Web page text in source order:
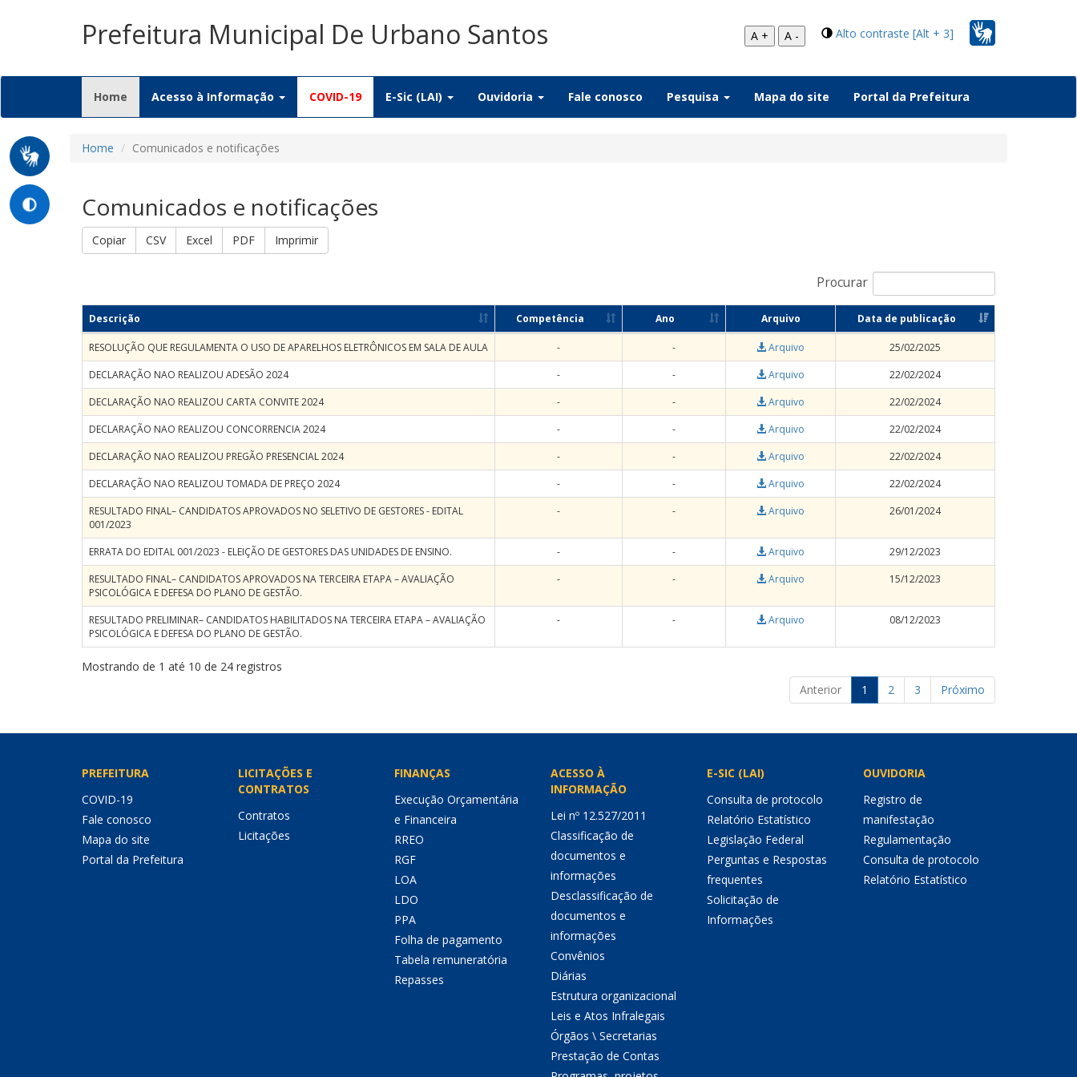
Prefeitura Municipal De Urbano Santos Alto contraste [Alt + 3]
A + A -
Home (current)
Acesso à Informação COVID-19 E-Sic (LAI) Ouvidoria Fale conosco Pesquisa Mapa do site Portal da Prefeitura
Home Comunicados e notificações
Comunicados e notificações
Copiar CSV Excel PDF Imprimir
Procurar
Descrição Competência Ano Arquivo Data de publicação
RESOLUÇÃO QUE REGULAMENTA O USO DE APARELHOS ELETRÔNICOS EM SALA DE AULA - - Arquivo
25/02/2025
DECLARAÇÃO NAO REALIZOU ADESÃO 2024
- - Arquivo
22/02/2024
DECLARAÇÃO NAO REALIZOU CARTA CONVITE 2024
- - Arquivo
22/02/2024
DECLARAÇÃO NAO REALIZOU CONCORRENCIA 2024
- - Arquivo
22/02/2024
DECLARAÇÃO NAO REALIZOU PREGÃO PRESENCIAL 2024
- - Arquivo
22/02/2024
DECLARAÇÃO NAO REALIZOU TOMADA DE PREÇO 2024
- - Arquivo
22/02/2024
RESULTADO FINAL– CANDIDATOS APROVADOS NO SELETIVO DE GESTORES - EDITAL
001/2023
- - Arquivo 26/01/2024
ERRATA DO EDITAL 001/2023 - ELEIÇÃO DE GESTORES DAS UNIDADES DE ENSINO. - - Arquivo
29/12/2023
RESULTADO FINAL– CANDIDATOS APROVADOS NA TERCEIRA ETAPA – AVALIAÇÃO
PSICOLÓGICA E DEFESA DO PLANO DE GESTÃO.
- - Arquivo 15/12/2023
RESULTADO PRELIMINAR– CANDIDATOS HABILITADOS NA TERCEIRA ETAPA – AVALIAÇÃO
PSICOLÓGICA E DEFESA DO PLANO DE GESTÃO.
- - Arquivo 08/12/2023
Mostrando de 1 até 10 de 24 registros
Anterior
1 2 3 Próximo
PREFEITURA
COVID-19
Fale conosco
Mapa do site
Portal da Prefeitura
LICITAÇÕES E
CONTRATOS
Contratos
Licitações
FINANÇAS
Execução Orçamentária
e Financeira
RREO
RGF
LOA
LDO
PPA
Folha de pagamento
Tabela remuneratória
Repasses
ACESSO À
INFORMAÇÃO
Lei nº 12.527/2011
Classificação de
documentos e
informações
Desclassificação de
documentos e
informações
Convênios
Diárias
Estrutura organizacional
Leis e Atos Infralegais
Órgãos \ Secretarias
Prestação de Contas
E-SIC (LAI)
Consulta de protocolo
Relatório Estatístico
Legislação Federal
Perguntas e Respostas
frequentes
Solicitação de
Informações
OUVIDORIA
Registro de
manifestação
Regulamentação
Consulta de protocolo
Relatório Estatístico